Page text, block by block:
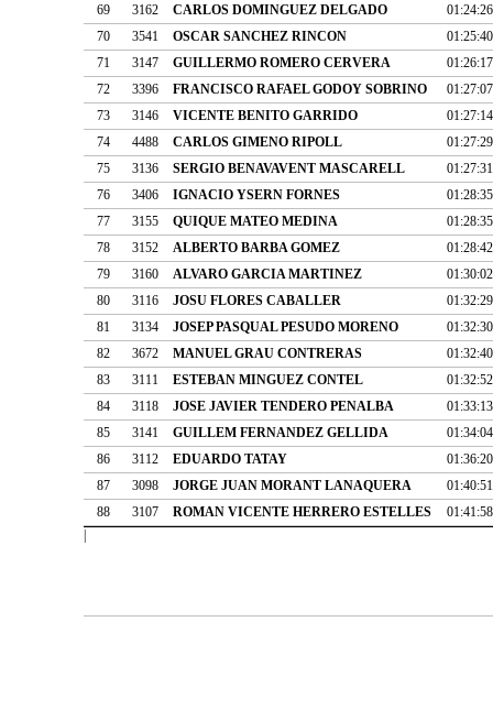
69
3162 CARLOS DOMINGUEZ DELGADO
01:24:26
70
3541 OSCAR SANCHEZ RINCON
01:25:40
71
3147 GUILLERMO ROMERO CERVERA
01:26:17
72
3396 FRANCISCO RAFAEL GODOY SOBRINO
01:27:07
73
3146 VICENTE BENITO GARRIDO
01:27:14
74
4488 CARLOS GIMENO RIPOLL
01:27:29
75
3136 SERGIO BENAVAVENT MASCARELL
01:27:31
76
3406 IGNACIO YSERN FORNES
01:28:35
77
3155 QUIQUE MATEO MEDINA
01:28:35
78
3152 ALBERTO BARBA GOMEZ
01:28:42
79
3160 ALVARO GARCIA MARTINEZ
01:30:02
80
3116 JOSU FLORES CABALLER
01:32:29
81
3134 JOSEP PASQUAL PESUDO MORENO
01:32:30
82
3672 MANUEL GRAU CONTRERAS
01:32:40
83
3111 ESTEBAN MINGUEZ CONTEL
01:32:52
84
3118 JOSE JAVIER TENDERO PENALBA
01:33:13
85
3141 GUILLEM FERNANDEZ GELLIDA
01:34:04
86
3112 EDUARDO TATAY
01:36:20
87
3098 JORGE JUAN MORANT LANAQUERA
01:40:51
88
3107 ROMAN VICENTE HERRERO ESTELLES
01:41:58
|